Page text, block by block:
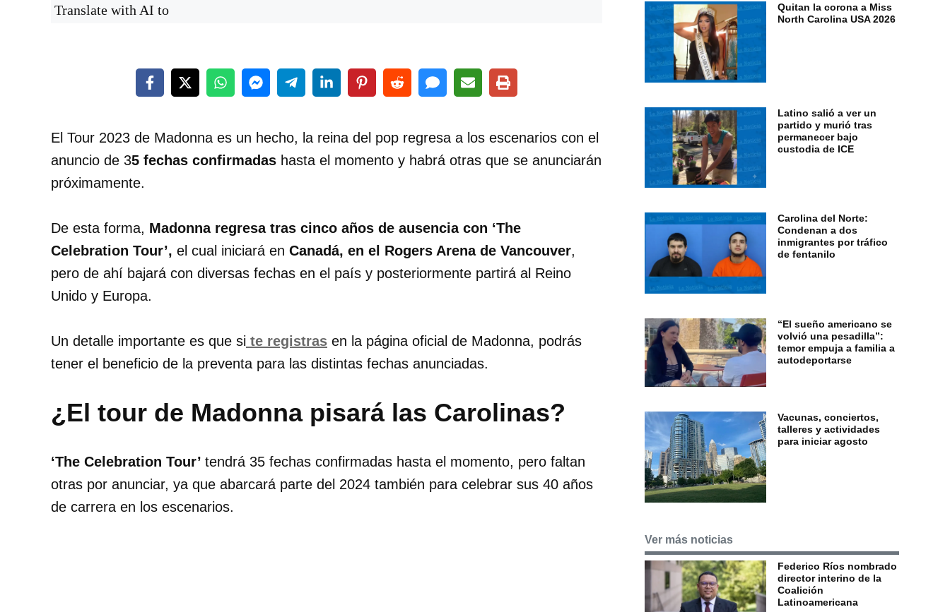
Translate with AI to
El Tour 2023 de Madonna es un hecho, la reina del pop regresa a los escenarios con el
anuncio de 35 fechas confirmadas hasta el momento y habrá otras que se anunciarán
próximamente.
De esta forma, Madonna regresa tras cinco años de ausencia con ‘The
Celebration Tour’, el cual iniciará en Canadá, en el Rogers Arena de Vancouver,
pero de ahí bajará con diversas fechas en el país y posteriormente partirá al Reino
Unido y Europa.
Un detalle importante es que si te registras en la página oficial de Madonna, podrás
tener el beneficio de la preventa para las distintas fechas anunciadas.
¿El tour de Madonna pisará las Carolinas?
‘The Celebration Tour’ tendrá 35 fechas confirmadas hasta el momento, pero faltan
otras por anunciar, ya que abarcará parte del 2024 también para celebrar sus 40 años
de carrera en los escenarios.
Quitan la corona a Miss
North Carolina USA 2026
Latino salió a ver un
partido y murió tras
permanecer bajo
custodia de ICE
Carolina del Norte:
Condenan a dos
inmigrantes por tráfico
de fentanilo
“El sueño americano se
volvió una pesadilla”:
temor empuja a familia a
autodeportarse
Vacunas, conciertos,
talleres y actividades
para iniciar agosto
Ver más noticias
Federico Ríos nombrado
director interino de la
Coalición
Latinoamericana